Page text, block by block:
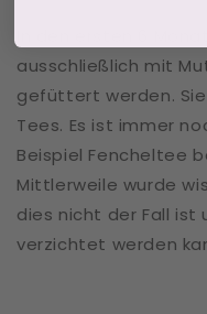
ausschließlich mit
gefüttert werden.
Tees. Es ist immer
Beispiel Fencheltee
Mittlerweile wurde
dies nicht der Fall ist
verzichtet werden